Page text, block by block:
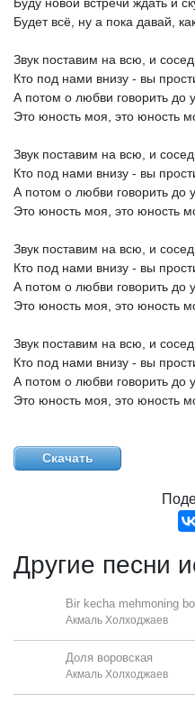
Будет всё, ну а пока давай,
Звук поставим на всю, и
Кто под нами внизу - вы
А потом о любви говорить до
Это юность моя, это юность
Звук поставим на всю, и
Кто под нами внизу - вы
А потом о любви говорить до
Это юность моя, это юность
Звук поставим на всю, и
Кто под нами внизу - вы
А потом о любви говорить до
Это юность моя, это юность
Звук поставим на всю, и
Кто под нами внизу - вы
А потом о любви говорить до
Это юность моя, это юность
Скачать
Другие песни
Bir kecha mehmoning
Акмаль Холходжаев
Доля воровская
Акмаль Холходжаев